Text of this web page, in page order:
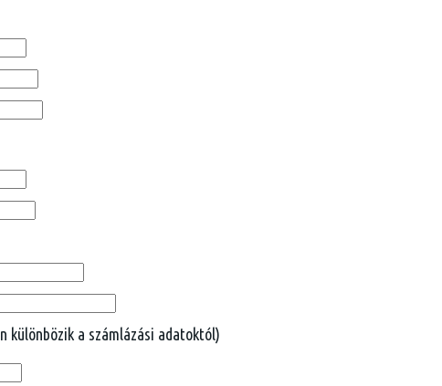
különbözik a számlázási adatoktól)